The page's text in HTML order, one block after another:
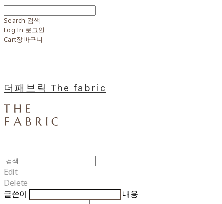
Search 검색
Log In 로그인
Cart장바구니
더패브릭 The fabric
Edit
Delete
글쓴이
내용